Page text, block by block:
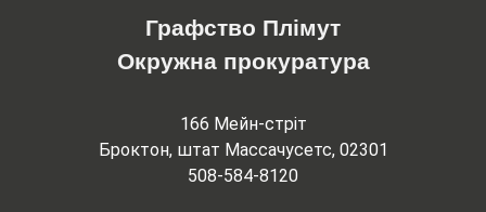
Графство Плімут
Окружна прокуратура
166 Мейн-стріт
Броктон, штат Массачусетс, 02301
508-584-8120